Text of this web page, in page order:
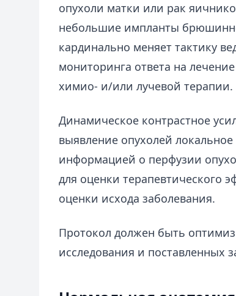
опухоли матки или рак
небольшие импланты
кардинально меняет тактику
мониторинга ответа на
химио- и/или лучевой терапии.
Динамическое контрастное
выявление опухолей
информацией о перфузии
для оценки терапевтического
оценки исхода заболевания.
Протокол должен быть
исследования и поставленных